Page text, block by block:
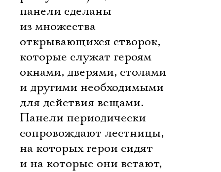
панели сделаны
из множества
открывающихся створок,
которые служат героям
окнами, дверями, столами
и другими необходимыми
для действия вещами.
Панели периодически
сопровождают лестницы,
на которых герои сидят
и на которые они встают,